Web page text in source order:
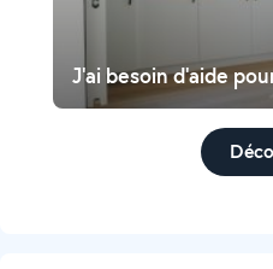
J'ai besoin d'aide